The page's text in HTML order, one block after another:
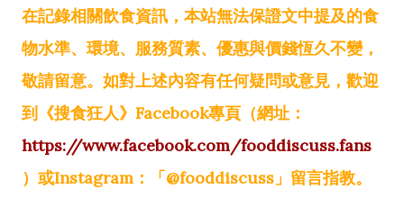
在記錄相關飲食資訊，本站無法保證文中提及的食
物水準、環境、服務質素、優惠與價錢恆久不變，
敬請留意。如對上述內容有任何疑問或意見，歡迎
到《搜食狂人》Facebook專頁（網址：
https://www.facebook.com/fooddiscuss.fans
）或Instagram：「@fooddiscuss」留言指教。